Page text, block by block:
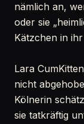
nämlich an,
oder sie
Kätzchen in
Lara
nicht
Kölnerin
sie tatkräftig